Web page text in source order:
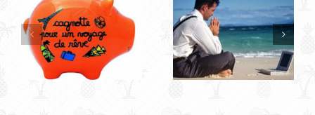
Budget pour votre
road trip en
Amérique du sud